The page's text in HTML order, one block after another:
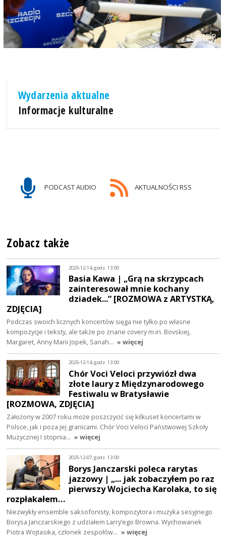
Wydarzenia aktualne
Informacje kulturalne
PODCAST AUDIO AKTUALNOŚCI RSS
Zobacz także
2025-12-14, godz. 13:00
Basia Kawa | „Grą na skrzypcach
zainteresował mnie kochany
dziadek...” [ROZMOWA z ARTYSTKĄ,
ZDJĘCIA]
Podczas swoich licznych koncertów sięga nie tylko po własne
kompozycje i teksty, ale także po znane covery m.in. Bovskiej,
Margaret, Anny Marii Jopek, Sanah… » więcej
2025-12-14, godz. 13:00
Chór Voci Veloci przywiózł dwa
złote laury z Międzynarodowego
Festiwalu w Bratysławie
[ROZMOWA, ZDJĘCIA]
Założony w 2007 roku może poszczycić się kilkuset koncertami w
Polsce, jak i poza jej granicami. Chór Voci Veloci Państwowej Szkoły
Muzycznej I stopnia… » więcej
2025-12-07, godz. 13:00
Borys Janczarski poleca rarytas
jazzowy | „... jak zobaczyłem po raz
pierwszy Wojciecha Karolaka, to się
rozpłakałem…
Niezwykły ensemble saksofonisty, kompozytora i muzyka sesyjnego
Borysa Janczarskiego z udziałem Larry’ego Browna. Wychowanek
Piotra Wojtasika, członek zespołów… » więcej